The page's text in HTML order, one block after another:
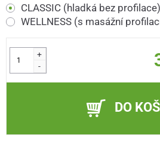
CLASSIC (hladká bez profilace)
WELLNESS (s masážní
+
-
DO